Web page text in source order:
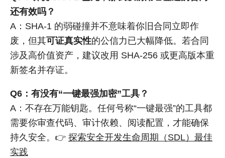
还有效吗？
A：SHA-1 的弱碰撞并不意味着你旧合同立即作
废，但其可证真实性的公信力已大幅降低。若合同
涉及高价值资产，建议改用 SHA-256 或更高版本重
新签名并存证。
Q6：有没有“一键最强加密”工具？
A：不存在万能钥匙。任何号称“一键最强”的工具都
需要你审查代码、审计依赖、阅读配置，才能确保
持久安全。👉 探索安全开发生命周期（SDL）最佳
实践